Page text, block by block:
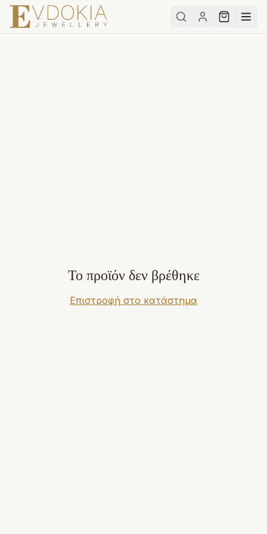
Το προϊόν δεν βρέθηκε
Επιστροφή στο κατάστημα